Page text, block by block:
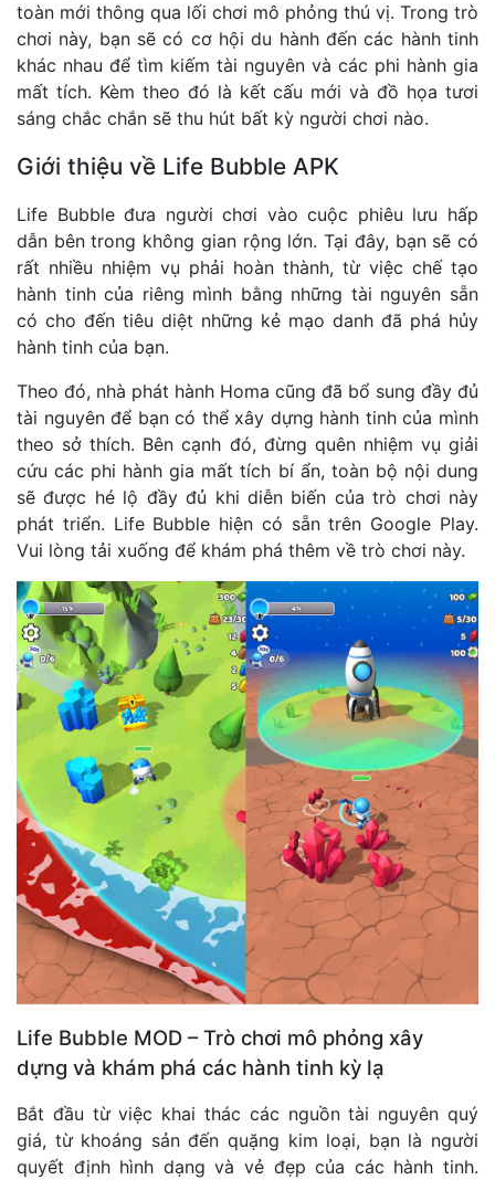
toàn mới thông qua lối chơi mô phỏng thú vị. Trong trò
chơi này, bạn sẽ có cơ hội du hành đến các hành tinh
khác nhau để tìm kiếm tài nguyên và các phi hành gia
mất tích. Kèm theo đó là kết cấu mới và đồ họa tươi
sáng chắc chắn sẽ thu hút bất kỳ người chơi nào.
Giới thiệu về Life Bubble APK
Life Bubble đưa người chơi vào cuộc phiêu lưu hấp
dẫn bên trong không gian rộng lớn. Tại đây, bạn sẽ có
rất nhiều nhiệm vụ phải hoàn thành, từ việc chế tạo
hành tinh của riêng mình bằng những tài nguyên sẵn
có cho đến tiêu diệt những kẻ mạo danh đã phá hủy
hành tinh của bạn.
Theo đó, nhà phát hành Homa cũng đã bổ sung đầy đủ
tài nguyên để bạn có thể xây dựng hành tinh của mình
theo sở thích. Bên cạnh đó, đừng quên nhiệm vụ giải
cứu các phi hành gia mất tích bí ẩn, toàn bộ nội dung
sẽ được hé lộ đầy đủ khi diễn biến của trò chơi này
phát triển. Life Bubble hiện có sẵn trên Google Play.
Vui lòng tải xuống để khám phá thêm về trò chơi này.
Life Bubble MOD – Trò chơi mô phỏng xây
dựng và khám phá các hành tinh kỳ lạ
Bắt đầu từ việc khai thác các nguồn tài nguyên quý
giá, từ khoáng sản đến quặng kim loại, bạn là người
quyết định hình dạng và vẻ đẹp của các hành tinh.